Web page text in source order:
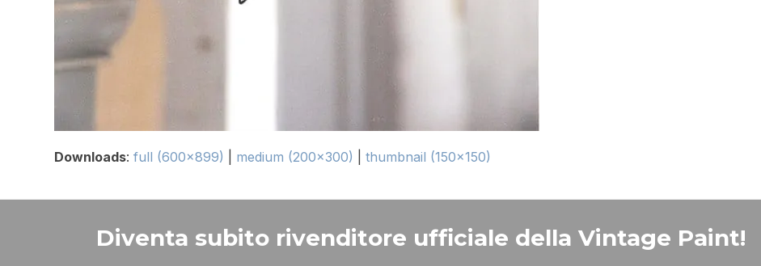
Downloads:full (600x899) medium (200x300) |thumbnail (150x150)
Diventa subito rivenditore ufficiale della Vintage Paint!